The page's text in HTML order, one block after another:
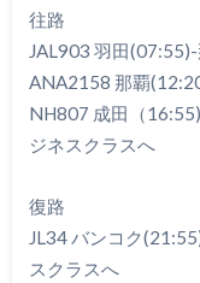
往路
JAL903 羽田
ANA2158 那覇
NH807 成田（
ジネスクラスへ
復路
JL34 バンコク
スクラスへ